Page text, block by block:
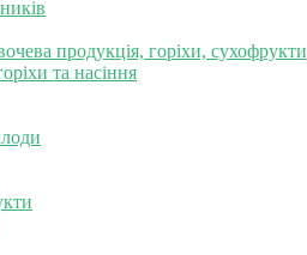
продукція, горіхи, сухофрукти
та насіння